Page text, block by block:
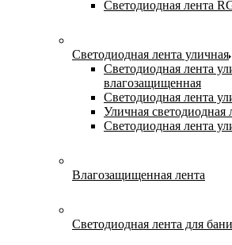
Светодиодная лента
Светодиодная лента уличная
Светодиодная лента
влагозащищенная
Светодиодная лента
Уличная светодиодная
Светодиодная лента
Влагозащищенная лента
Светодиодная лента для бани